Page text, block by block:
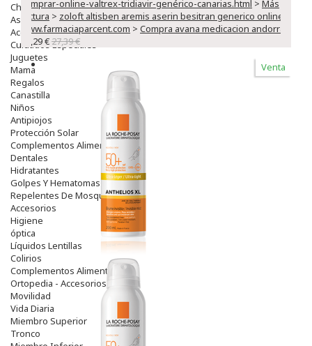
Chupetes Y Mordedores
Aseo Y Baño
Accesorios
Cuidados Especiales
Juguetes
Mama
Regalos
Canastilla
Niños
Antipiojos
Protección Solar
Complementos Alimentarios
Dentales
Hidratantes
Golpes Y Hematomas
Repelentes De Mosquitos
Accesorios
Higiene
óptica
Líquidos Lentillas
Colirios
Complementos Alimentarios.
Ortopedia - Accesorios
Movilidad
Vida Diaria
Miembro Superior
Tronco
comprar-online-valtrex-tridiavir-genérico-canarias.html > Más
lectura > zoloft altisben aremis aserin besitran generico online
www.farmaciaparcent.com > Compra avana medicacion andorra
23,29 €27,39 €
Venta